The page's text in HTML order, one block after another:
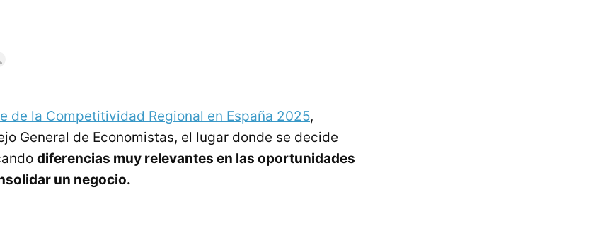
de la Competitividad Regional en España 2025,
General de Economistas, el lugar donde se decide
diferencias muy relevantes en las oportunidades
un negocio.